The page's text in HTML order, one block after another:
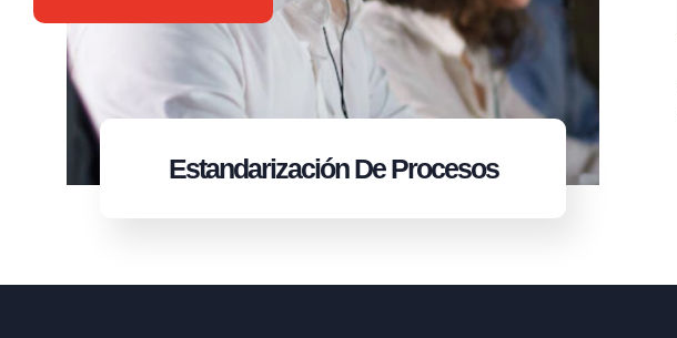
EstandarizaciónDe Procesos